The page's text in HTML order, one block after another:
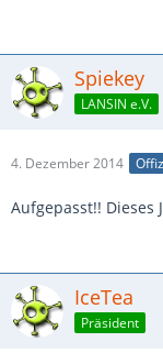
Spiekey
LANSIN e.V.
4. Dezember 2014
Aufgepasst!!
IceTea
Präsident